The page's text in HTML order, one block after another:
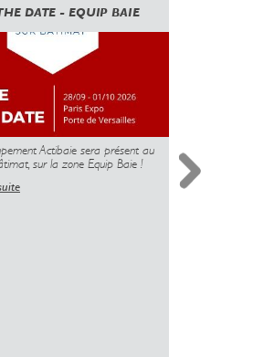
DATE - EQUIP BAIE
Actibaie sera présent au
sur la zone Equip Baie !